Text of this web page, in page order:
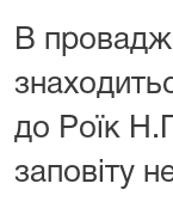
В
до Роїк
заповіту